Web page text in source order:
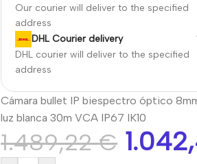
Our courier will deliver to the specified
address
DHL Courier delivery
DHL courier will deliver to the specified
address
Cámara bullet IP biespectro óptico
luz blanca 30m VCA IP67 IK10
1.489,22€